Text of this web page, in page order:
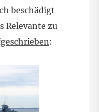
beschädigt
Relevante zu
: